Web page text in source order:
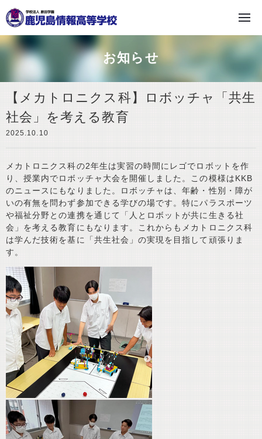
お知らせ
【メカトロニクス科】ロボッチャ「共生
社会」を考える教育
2025.10.10
メカトロニクス科の2年生は実習の時間にレゴでロボットを作
り、授業内でロボッチャ大会を開催しました。この模様はKKB
のニュースにもなりました。ロボッチャは、年齢・性別・障が
いの有無を問わず参加できる学びの場です。特にパラスポーツ
や福祉分野との連携を通じて「人とロボットが共に生きる社
会」を考える教育にもなります。これからもメカトロニクス科
は学んだ技術を基に「共生社会」の実現を目指して頑張りま
す。